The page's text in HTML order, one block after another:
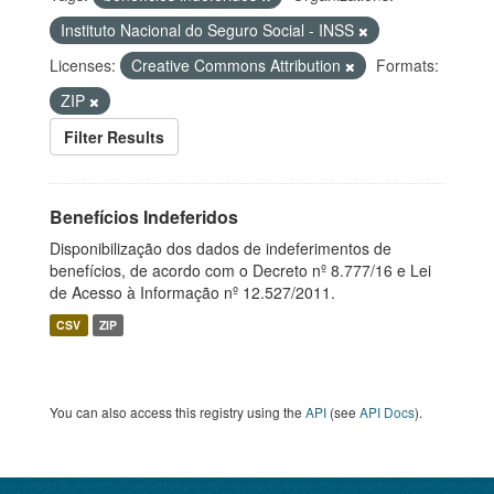
Instituto Nacional do Seguro Social - INSS
Licenses:
Creative Commons Attribution
Formats:
ZIP
Filter Results
Benefícios Indeferidos
Disponibilização dos dados de indeferimentos de
benefícios, de acordo com o Decreto nº 8.777/16 e Lei
de Acesso à Informação nº 12.527/2011.
CSV ZIP
You can also access this registry using the API (see API Docs).